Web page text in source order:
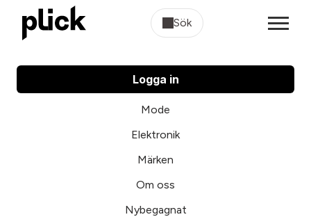
Sök
Logga in
Mode
Elektronik
Märken
Om oss
Nybegagnat